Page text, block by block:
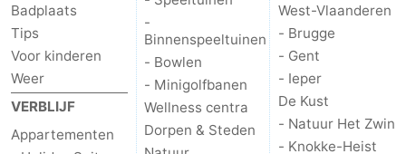
Badplaats
Tips
Voor kinderen
Weer
VERBLIJF
Appartementen
-
Binnenspeeltuinen
- Bowlen
- Minigolfbanen
Wellness centra
Dorpen & Steden
West-Vlaanderen
- Brugge
- Gent
- Ieper
De Kust
- Natuur Het Zwin
- Knokke-Heist